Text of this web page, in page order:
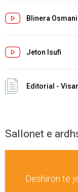
Blinera Osmani
Jeton Isufi
Editorial -
Sallonet e
Dëshiron të